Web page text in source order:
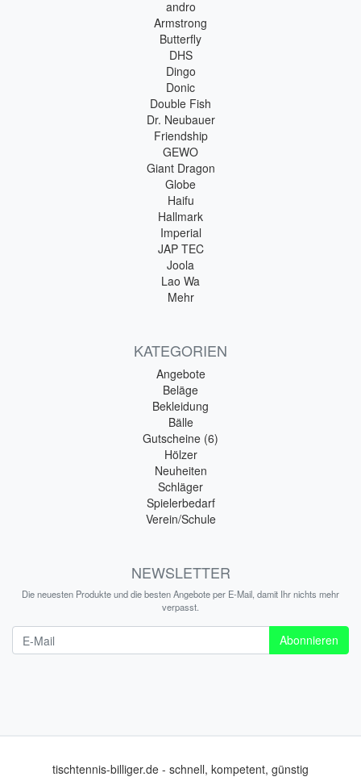
andro
Armstrong
Butterfly
DHS
Dingo
Donic
Double Fish
Dr. Neubauer
Friendship
GEWO
Giant Dragon
Globe
Haifu
Hallmark
Imperial
JAP TEC
Joola
Lao Wa
Mehr
KATEGORIEN
Angebote
Beläge
Bekleidung
Bälle
Gutscheine (6)
Hölzer
Neuheiten
Schläger
Spielerbedarf
Verein/Schule
NEWSLETTER
Die neuesten Produkte und die besten Angebote per E-Mail, damit Ihr nichts mehr
verpasst.
Abonnieren
tischtennis-billiger.de - schnell, kompetent, günstig